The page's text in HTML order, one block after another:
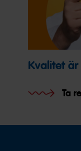
Kvalitet
Ta